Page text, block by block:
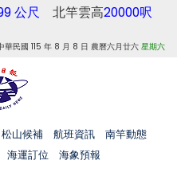
公尺 北竿雲高20000呎
華民國 115 年 8 月 8 日 農曆六月廿六 星期六
松山候補 航班資訊
南竿動態
海運訂位 海象預報